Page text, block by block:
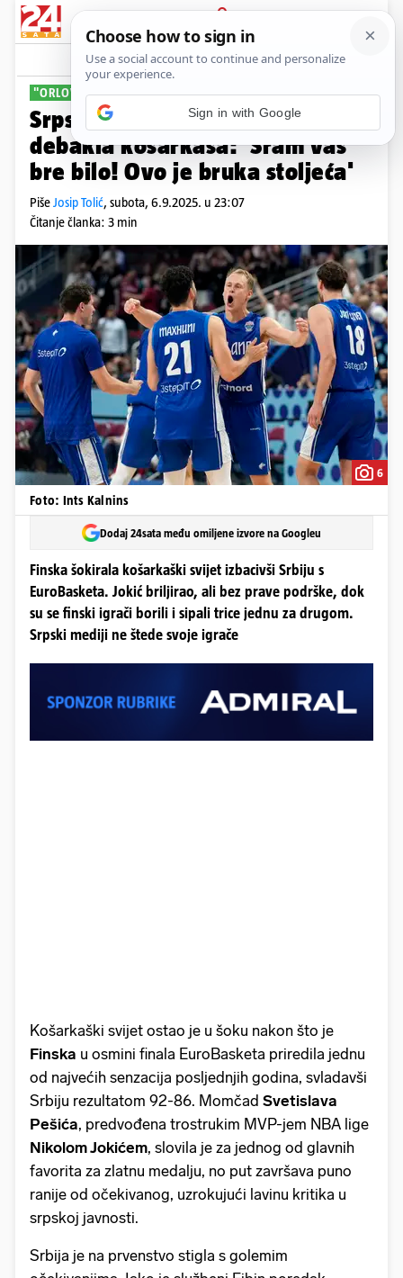
PRIJAVA
Sport Komentari
"ORLOVI" RANO LETE KUĆI
Srpski mediji sipaju žuč nakon
debakla košarkaša: 'Sram vas
bre bilo! Ovo je bruka stoljeća'
PišeJosip Tolić, subota, 6.9.2025. u 23:07
Čitanje članka: 3 min
6
Foto: Ints Kalnins
Dodaj 24sata među omiljene izvore na Googleu
Finska šokirala košarkaški svijet izbacivši Srbiju s
EuroBasketa. Jokić briljirao, ali bez prave podrške, dok
su se finski igrači borili i sipali trice jednu za drugom.
Srpski mediji ne štede svoje igrače
Košarkaški svijet ostao je u šoku nakon što je
Finska u osmini finala EuroBasketa priredila jednu
od najvećih senzacija posljednjih godina, svladavši
Srbiju rezultatom 92-86. Momčad Svetislava
Pešića, predvođena trostrukim MVP-jem NBA lige
Nikolom Jokićem, slovila je za jednog od glavnih
favorita za zlatnu medalju, no put završava puno
ranije od očekivanog, uzrokujući lavinu kritika u
srpskoj javnosti.
Srbija je na prvenstvo stigla s golemim
Sign in with Google